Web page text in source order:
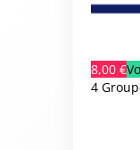
8,00 €
4